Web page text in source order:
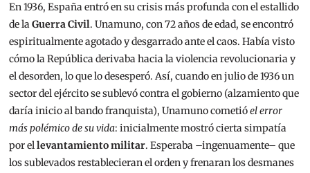
En 1936, España entró en su crisis más profunda con el estallido
de laGuerra Civil. Unamuno, con 72 años de edad, se encontró
espiritualmente agotado y desgarrado ante el caos. Había visto
cómo la República derivaba hacia la violencia revolucionaria y
el desorden, lo que lo desesperó. Así, cuando en julio de 1936 un
sector del ejército se sublevó contra el gobierno (alzamiento que
daría inicio al bando franquista), Unamuno cometióel error
más polémico de su vida: inicialmente mostró cierta simpatía
por ellevantamiento militar. Esperaba –ingenuamente– que
los sublevados restablecieran el orden y frenaran los desmanes